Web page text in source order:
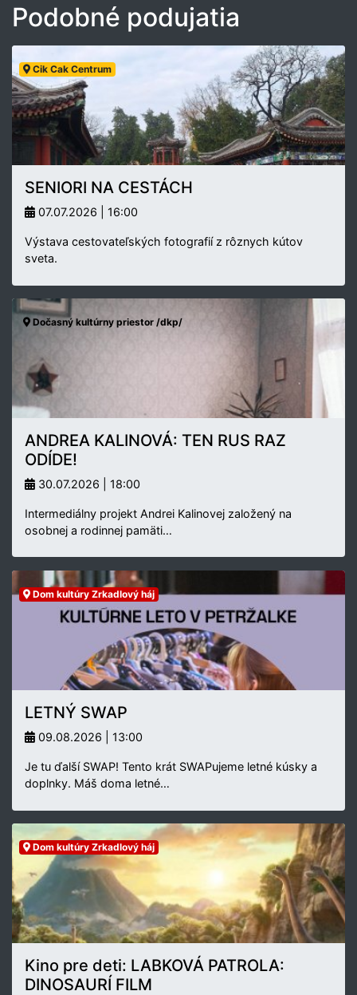
Podobné podujatia
Cik Cak Centrum
SENIORI NA CESTÁCH
07.07.2026 | 16:00
Výstava cestovateľských fotografií z rôznych kútov
sveta.
Dočasný kultúrny priestor /dkp/
ANDREA KALINOVÁ: TEN RUS RAZ
ODÍDE!
30.07.2026 | 18:00
Intermediálny projekt Andrei Kalinovej založený na
osobnej a rodinnej pamäti…
Dom kultúry Zrkadlový háj
LETNÝ SWAP
09.08.2026 | 13:00
Je tu ďalší SWAP! Tento krát SWAPujeme letné kúsky a
doplnky. Máš doma letné…
Dom kultúry Zrkadlový háj
Kino pre deti: LABKOVÁ PATROLA:
DINOSAURÍ FILM